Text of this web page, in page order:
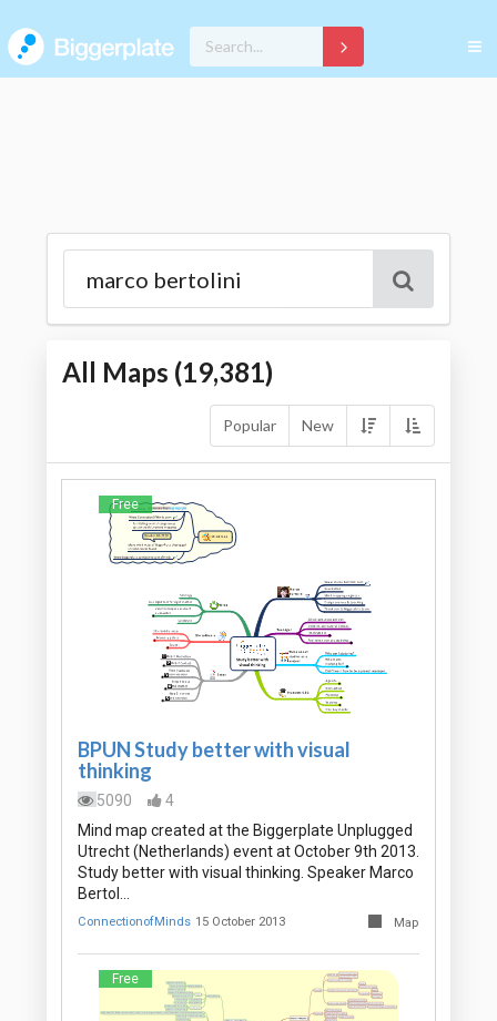
All Maps (19,381)
Popular New
Free
BPUN Study better with visual
thinking
5090
4
Mind map created at the Biggerplate Unplugged
Utrecht (Netherlands) event at October 9th 2013.
Study better with visual thinking. Speaker Marco
Bertol…
ConnectionofMinds 15 October 2013 Map
Free